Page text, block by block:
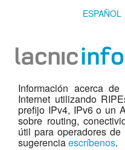
ESPAÑOL
Información acerca
Internet utilizando
prefijo IPv4, IPv6 o un
sobre routing,
útil para operadores
sugerenciaescríbenos.